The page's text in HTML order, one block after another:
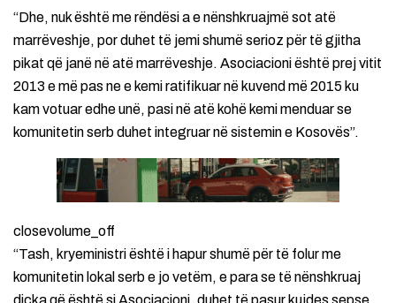
“Dhe, nuk është me rëndësi a e nënshkruajmë sot atë
marrëveshje, por duhet të jemi shumë serioz për të gjitha
pikat që janë në atë marrëveshje. Asociacioni është prej vitit
2013 e më pas ne e kemi ratifikuar në kuvend më 2015 ku
kam votuar edhe unë, pasi në atë kohë kemi menduar se
komunitetin serb duhet integruar në sistemin e Kosovës”.
closevolume_off
“Tash, kryeministri është i hapur shumë për të folur me
komunitetin lokal serb e jo vetëm, e para se të nënshkruaj
diçka që është si Asociacioni, duhet të pasur kujdes sepse